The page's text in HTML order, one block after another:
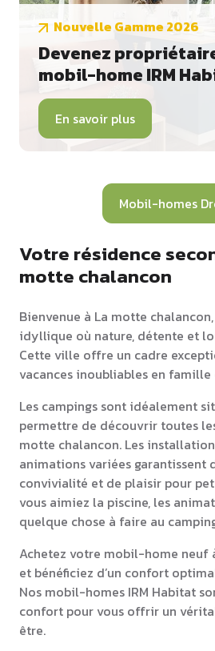
Nouvelle Gamme 2026
Devenez
mobil-home IRM
En savoir plus
Mobil-homes
Votre résidence
motte chalancon
Bienvenue à La motte
idyllique où nature, détente et
Cette ville offre un cadre
vacances inoubliables en
Les campings sont idéalement
permettre de découvrir toutes
motte chalancon. Les
animations variées garantissent
convivialité et de plaisir pour
vous aimiez la piscine, les
quelque chose à faire au
Achetez votre mobil-home neuf
et bénéficiez d’un confort
Nos mobil-homes IRM Habitat
confort pour vous offrir un
être.